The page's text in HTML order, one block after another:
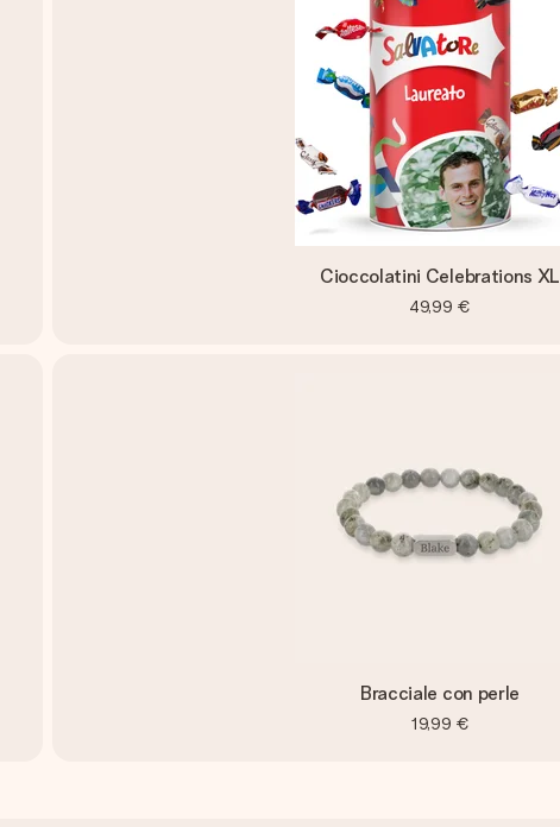
Cioccolatini Celebrations XL
49,99 €
Bracciale con perle
19,99 €